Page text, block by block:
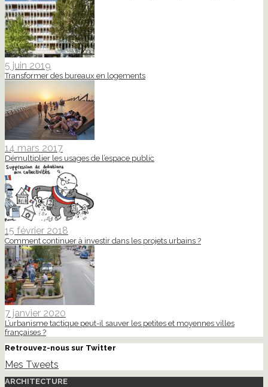
5 juin 2019
Transformer des bureaux en logements
14 mars 2017
Démultiplier les usages de l’espace public
15 février 2018
Comment continuer à investir dans les projets urbains ?
7 janvier 2020
L’urbanisme tactique peut-il sauver les petites et moyennes villes
françaises ?
Retrouvez-nous sur Twitter
Mes Tweets
ARCHITECTURE